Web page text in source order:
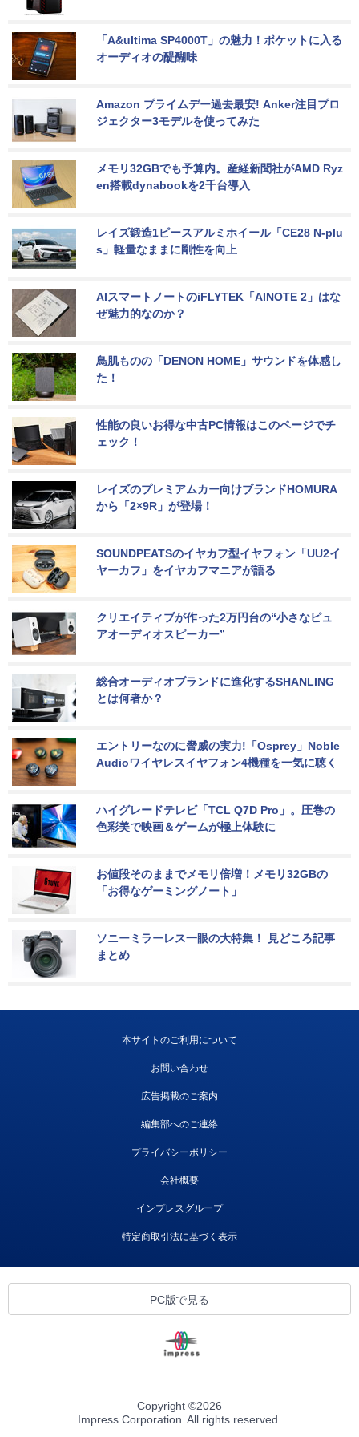
「A&ultima SP4000T」の魅力！ポケットに入る
オーディオの醍醐味
Amazon プライムデー過去最安! Anker注目プロ
ジェクター3モデルを使ってみた
メモリ32GBでも予算内。産経新聞社がAMD Ryz
en搭載dynabookを2千台導入
レイズ鍛造1ピースアルミホイール「CE28 N-plu
s」軽量なままに剛性を向上
AIスマートノートのiFLYTEK「AINOTE 2」はな
ぜ魅力的なのか？
鳥肌ものの「DENON HOME」サウンドを体感し
た！
性能の良いお得な中古PC情報はこのページでチ
ェック！
レイズのプレミアムカー向けブランドHOMURA
から「2×9R」が登場！
SOUNDPEATSのイヤカフ型イヤフォン「UU2イ
ヤーカフ」をイヤカフマニアが語る
クリエイティブが作った2万円台の“小さなピュ
アオーディオスピーカー”
総合オーディオブランドに進化するSHANLING
とは何者か？
エントリーなのに脅威の実力!「Osprey」Noble
Audioワイヤレスイヤフォン4機種を一気に聴く
ハイグレードテレビ「TCL Q7D Pro」。圧巻の
色彩美で映画＆ゲームが極上体験に
お値段そのままでメモリ倍増！メモリ32GBの
「お得なゲーミングノート」
ソニーミラーレス一眼の大特集！ 見どころ記事
まとめ
本サイトのご利用について
お問い合わせ
広告掲載のご案内
編集部へのご連絡
プライバシーポリシー
会社概要
インプレスグループ
特定商取引法に基づく表示
PC版で見る
Copyright ©2026
Impress Corporation. All rights reserved.